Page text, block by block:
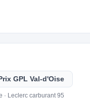
GPL Val-d'Oise
· Leclerc carburant 95